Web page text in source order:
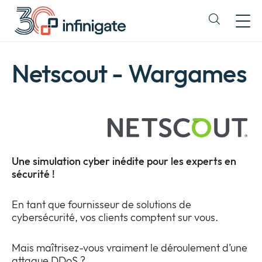
Passer
contenu
Expand
sub
Netscout - Wargames
Une simulation cyber inédite pour les experts en
sécurité !
En tant que fournisseur de solutions de
cybersécurité, vos clients comptent sur vous.
Mais maîtrisez-vous vraiment le déroulement d’une